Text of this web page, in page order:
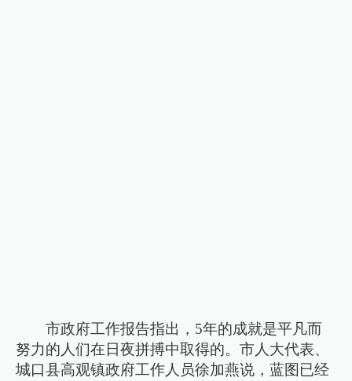
市政府工作报告指出，5年的成就是平凡而
努力的人们在日夜拼搏中取得的。市人大代表、
城口县高观镇政府工作人员徐加燕说，蓝图已经